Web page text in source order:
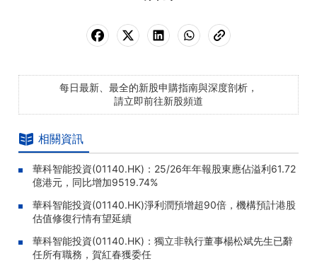
每日最新、最全的新股申購指南與深度剖析，
請立即前往新股頻道
相關資訊
華科智能投資(01140.HK)：25/26年年報股東應佔溢利61.72
億港元，同比增加9519.74%
華科智能投資(01140.HK)淨利潤預增超90倍，機構預計港股
估值修復行情有望延續
華科智能投資(01140.HK)：獨立非執行董事楊松斌先生已辭
任所有職務，賀紅春獲委任